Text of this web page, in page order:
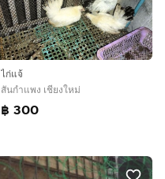
ไก่แจ้
สันกำแพง เชียงใหม่
฿ 300